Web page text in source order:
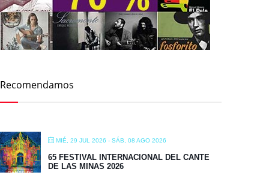
Recomendamos
MIÉ, 29 JUL 2026 - SÁB, 08 AGO 2026
65 FESTIVAL INTERNACIONAL DEL CANTE
DE LAS MINAS 2026